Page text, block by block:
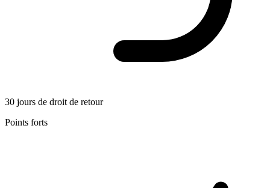
30 jours de droit de retour
Points forts